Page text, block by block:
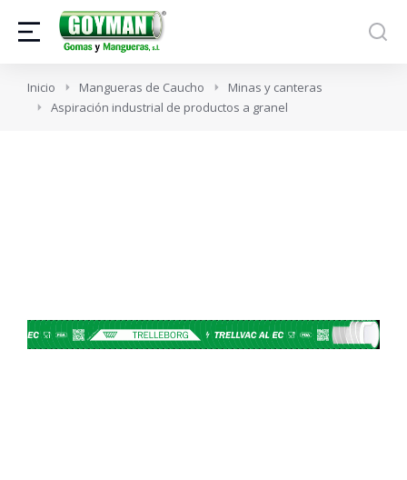
Estás aquí:
Inicio Mangueras de Caucho
Minas y canteras
Aspiración industrial de productos a granel